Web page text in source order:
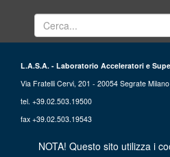
L.A.S.A. - Laboratorio Acceleratori e
Via Fratelli Cervi, 201 - 20054 Segrate
tel. +39.02.503.19500
fax +39.02.503.19543
NOTA! Questo sito utilizza i